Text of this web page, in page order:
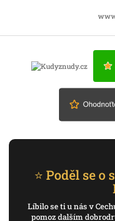
⭐ Poděl se
Líbilo se ti u nás v
pomoz dalším